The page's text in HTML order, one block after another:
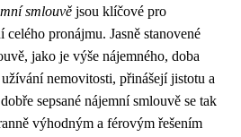
smlouvě jsou klíčové pro
pronájmu. Jasně stanovené
jako je výše nájemného, doba
nemovitosti, přinášejí jistotu a
sepsané nájemní smlouvě se tak
výhodným a férovým řešením